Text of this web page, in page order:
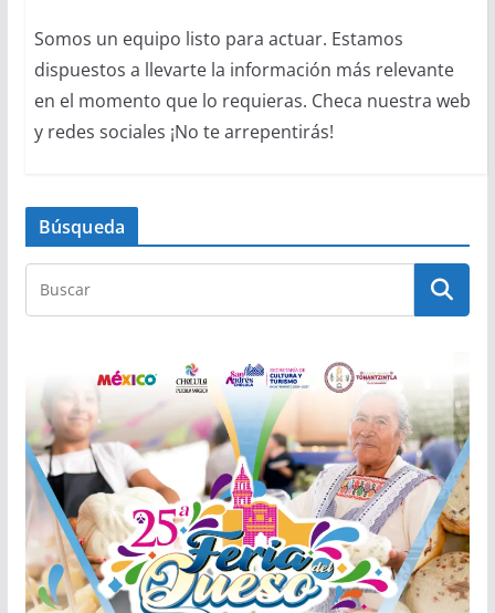
Somos un equipo listo para actuar. Estamos
dispuestos a llevarte la información más relevante
en el momento que lo requieras. Checa nuestra web
y redes sociales ¡No te arrepentirás!
Búsqueda